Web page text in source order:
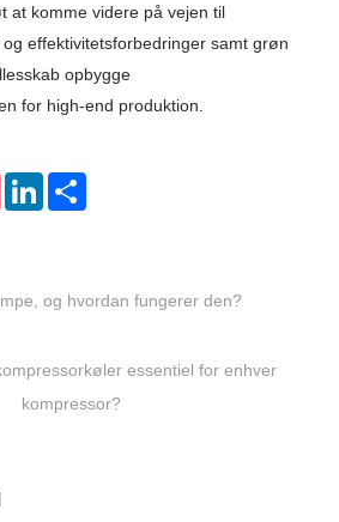
at komme videre på vejen til
effektivitetsforbedringer samt grøn
opbygge
for high-end produktion.
PinterestLinkedIn
og hvordan fungerer den?
essentiel for enhver
kompressor?